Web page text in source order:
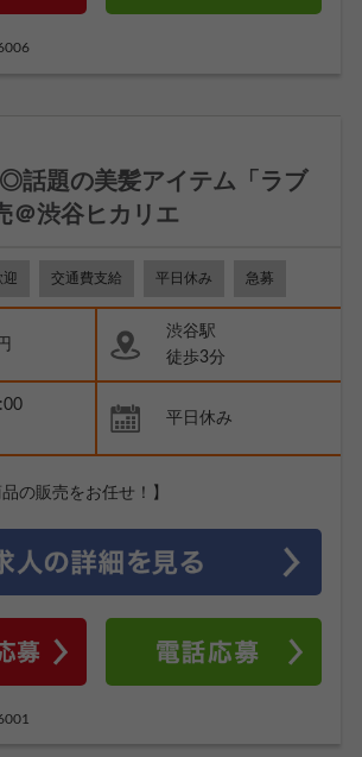
話題の美髪アイテム「ラブ
＠渋谷ヒカリエ
迎 交通費支給 平日休み 急募
渋谷駅
徒歩3分
平日休み
の販売をお任せ！】